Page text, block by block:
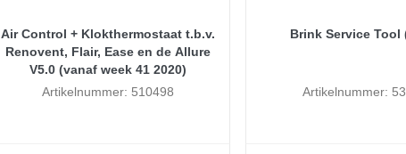
Air Control + Klokthermostaat t.b.v.
Renovent, Flair, Ease en de Allure
V5.0 (vanaf week 41 2020)
Artikelnummer: 510498
Brink Service Tool
Artikelnummer: